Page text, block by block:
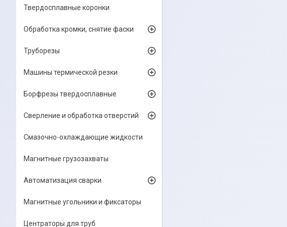
Твердосплавные коронки
Обработка кромки, снятие фаски
Труборезы
Машины термической резки
Борфрезы твердосплавные
Сверление и обработка отверстий
Смазочно-охлаждающие жидкости
Магнитные грузозахваты
Автоматизация сварки
Магнитные угольники и фиксаторы
Центраторы для труб